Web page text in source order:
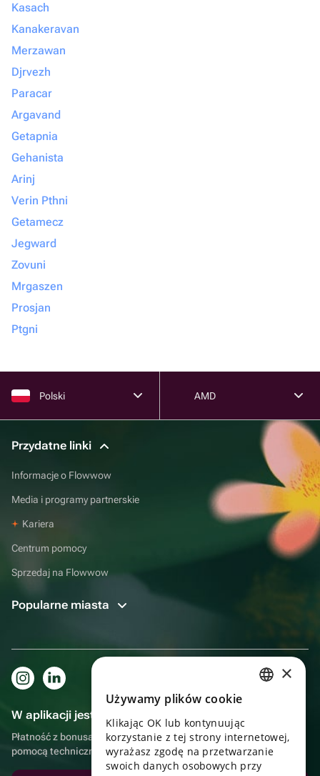
Kasach
Kanakeravan
Merzawan
Djrvezh
Paracar
Argavand
Getapnia
Gehanista
Arinj
Verin Pthni
Getamecz
Jegward
Zovuni
Mrgaszen
Prosjan
Ptgni
Polski AMD
Przydatne linki
Informacje o Flowwow
Media i programy partnerskie
Kariera
Centrum pomocy
Sprzedaj na Flowwow
Popularne miasta
W aplikacji jest to jeszcze wygodniejsze!
Płatność z bonusami, samodzielna dostawa, wygodny czat z
pomocą techniczną
UKRAINIAN
PORTUGUESE
×
Używamy plików cookie
Klikając OK lub kontynuując
korzystanie z tej strony internetowej,
wyrażasz zgodę na przetwarzanie
swoich danych osobowych przy